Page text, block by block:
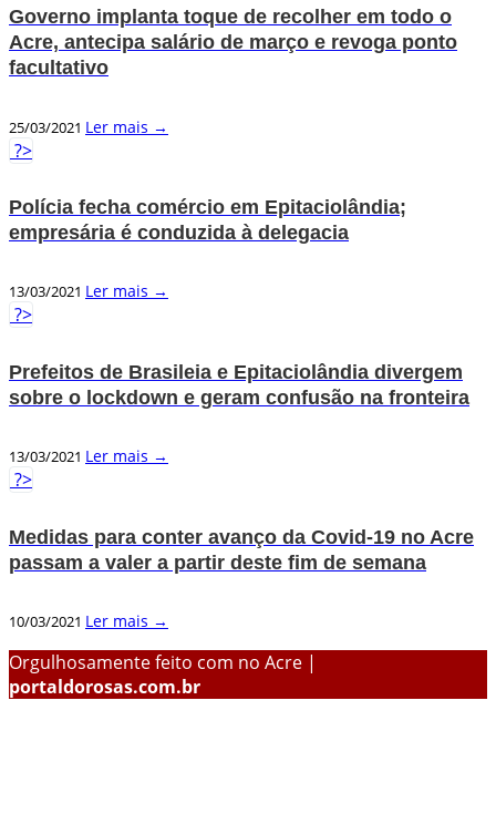
Governo implanta toque de recolher em todo o
Acre, antecipa salário de março e revoga ponto
facultativo
25/03/2021 Ler mais →
?>
Polícia fecha comércio em Epitaciolândia;
empresária é conduzida à delegacia
13/03/2021 Ler mais →
?>
Prefeitos de Brasileia e Epitaciolândia divergem
sobre o lockdown e geram confusão na fronteira
13/03/2021 Ler mais →
?>
Medidas para conter avanço da Covid-19 no Acre
passam a valer a partir deste fim de semana
10/03/2021 Ler mais →
Orgulhosamente feito com no Acre |
portaldorosas.com.br